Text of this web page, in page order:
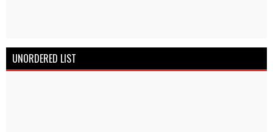
UNORDERED LIST